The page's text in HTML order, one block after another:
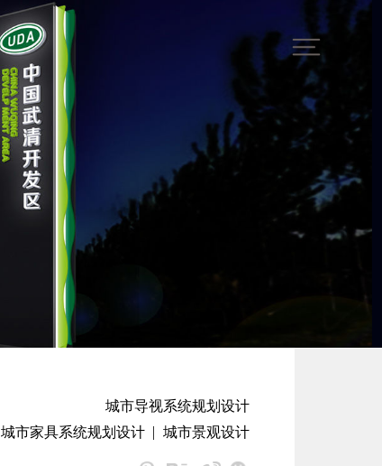
城市导视系统规划设计
城市家具系统规划设计
城市景观设计